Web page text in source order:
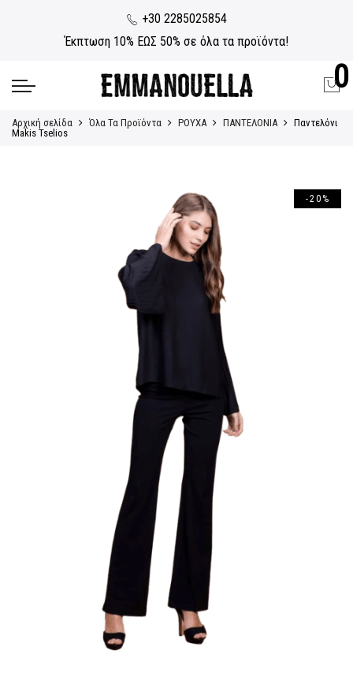
+30 2285025854
Έκπτωση 10% ΕΩΣ 50% σε όλα τα προϊόντα!
0
Αρχική σελίδα Όλα Τα Προϊόντα ΡΟΥΧΑ ΠΑΝΤΕΛΟΝΙΑ
Παντελόνι
Makis Tselios
-20%